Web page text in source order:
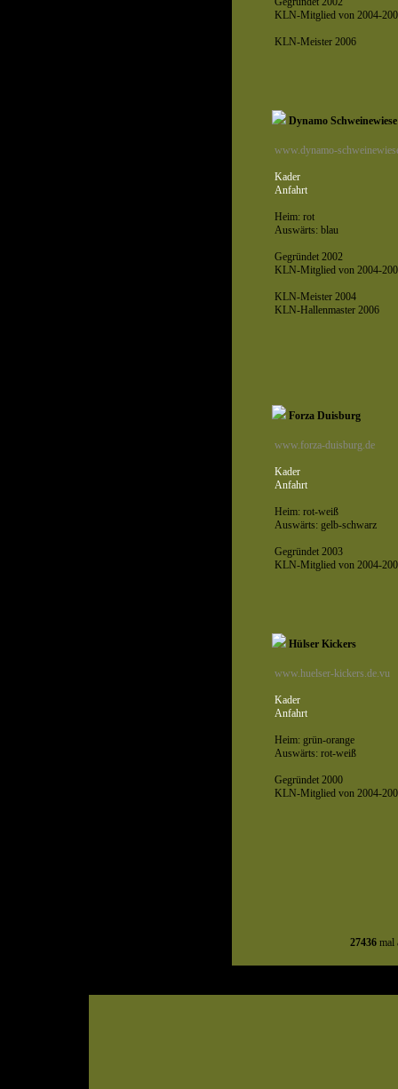
KLN-Mitglied von 2004-
KLN-Meister 2006
Dynamo Schweinewiese
www.dynamo-
Kader
Anfahrt
Heim: rot
Auswärts: blau
Gegründet 2002
KLN-Mitglied von 2004-
KLN-Meister 2004
KLN-Hallenmaster 2006
Forza Duisburg
www.forza-duisburg.de
Kader
Anfahrt
Heim: rot-weiß
Auswärts: gelb-schwarz
Gegründet 2003
KLN-Mitglied von 2004-
Hülser Kickers
www.huelser-kickers.de.vu
Kader
Anfahrt
Heim: grün-orange
Auswärts: rot-weiß
Gegründet 2000
KLN-Mitglied von 2004-
27436mal